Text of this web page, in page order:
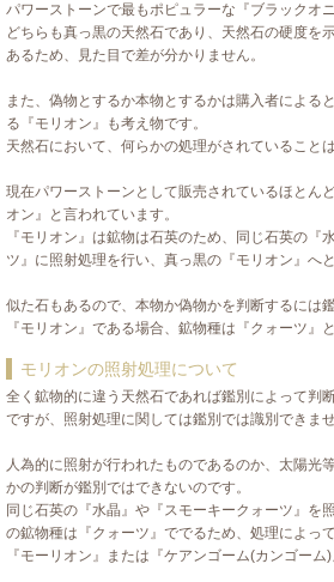
パワーストーンで最もポピュラーな『ブラックオニ
どちらも真っ黒の天然石であり、天然石の硬度を
あるため、見た目で差が分かりません。
また、偽物とするか本物とするかは購入者による
る『モリオン』も考え物です。
天然石において、何らかの処理がされていること
現在パワーストーンとして販売されているほとん
オン』と言われています。
『モリオン』は鉱物は石英のため、同じ石英の『
ツ』に照射処理を行い、真っ黒の『モリオン』へ
似た石もあるので、本物か偽物かを判断するには
『モリオン』である場合、鉱物種は『クォーツ』
モリオンの照射処理について
全く鉱物的に違う天然石であれば鑑別によって判
ですが、照射処理に関しては鑑別では識別できませ
人為的に照射が行われたものであるのか、太陽光
かの判断が鑑別ではできないのです。
同じ石英の『水晶』や『スモーキークォーツ』を
の鉱物種は『クォーツ』ででるため、処理によっ
『モーリオン』または『ケアンゴーム(カンゴーム)